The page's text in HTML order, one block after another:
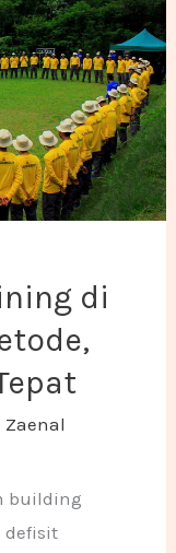
di
Zaenal
building
defisit